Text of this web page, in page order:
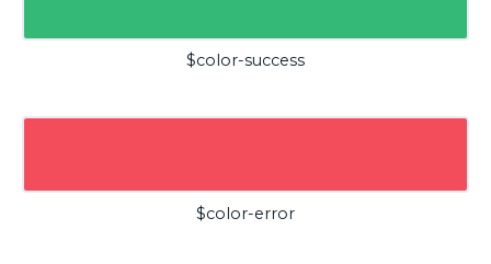
$color-success
$color-error